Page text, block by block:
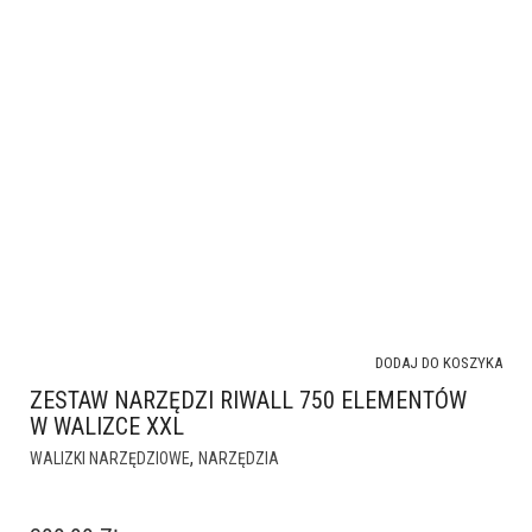
ZESTAW NARZĘDZI RIWALL 750 ELEMENTÓW
W WALIZCE XXL
WALIZKI NARZĘDZIOWE, NARZĘDZIA
DODAJ DO KOSZYKA